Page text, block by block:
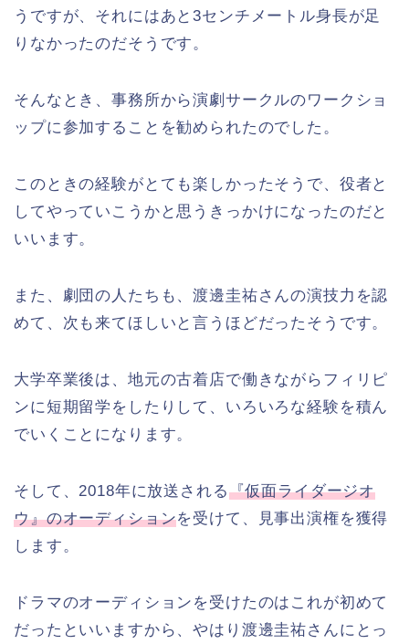
うですが、それにはあと3センチメートル身長が足
りなかったのだそうです。
そんなとき、事務所から演劇サークルのワークショ
ップに参加することを勧められたのでした。
このときの経験がとても楽しかったそうで、役者と
してやっていこうかと思うきっかけになったのだと
いいます。
また、劇団の人たちも、渡邊圭祐さんの演技力を認
めて、次も来てほしいと言うほどだったそうです。
大学卒業後は、地元の古着店で働きながらフィリピ
ンに短期留学をしたりして、いろいろな経験を積ん
でいくことになります。
そして、2018年に放送される『仮面ライダージオ
ウ』のオーディションを受けて、見事出演権を獲得
します。
ドラマのオーディションを受けたのはこれが初めて
だったといいますから、やはり渡邊圭祐さんにとっ